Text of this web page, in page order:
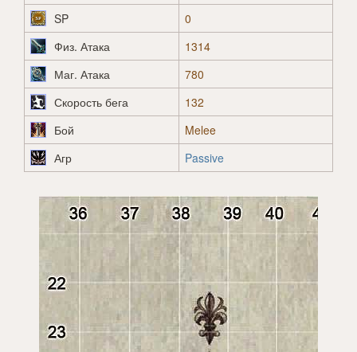
SP
0
Физ. Атака
1314
Маг. Атака
780
Скорость бега
132
Бой
Melee
Агр
Passive